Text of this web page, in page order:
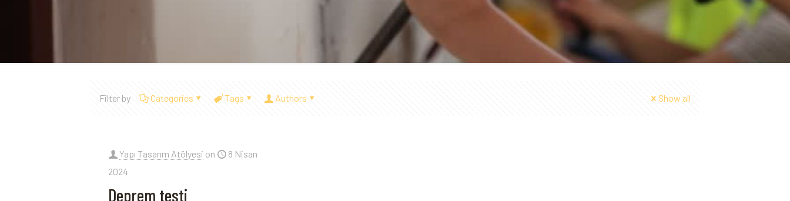
Filter by Categories Tags Authors Show all
Yapı Tasarım Atölyesi on
8 Nisan
2024
Deprem testi